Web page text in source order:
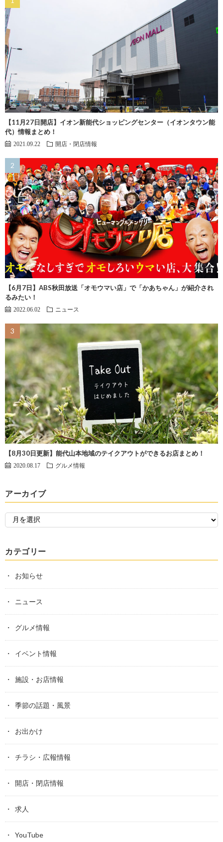
【11月27日開店】イオン新能代ショッピングセンター（イオンタウン能
代）情報まとめ！
2021.09.22 開店・閉店情報
【6月7日】ABS秋田放送「オモウマい店」で「かあちゃん」が紹介され
るみたい！
2022.06.02 ニュース
【8月30日更新】能代山本地域のテイクアウトができるお店まとめ！
2020.08.17 グルメ情報
アーカイブ
カテゴリー
お知らせ
ニュース
グルメ情報
イベント情報
施設・お店情報
季節の話題・風景
お出かけ
チラシ・広報情報
開店・閉店情報
求人
YouTube